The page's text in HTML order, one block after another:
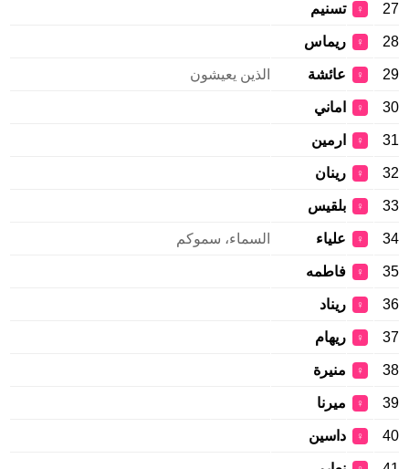
27
♀ تسنيم
28
♀ ريماس
29
♀ عائشة الذين يعيشون
30
♀ اماني
31
♀ ارمين
32
♀ رينان
33
♀ بلقيس
34
♀ علياء السماء، سموكم
35
♀ فاطمه
36
♀ ريناد
37
♀ ريهام
38
♀ منيرة
39
♀ ميرنا
40
♀ داسين